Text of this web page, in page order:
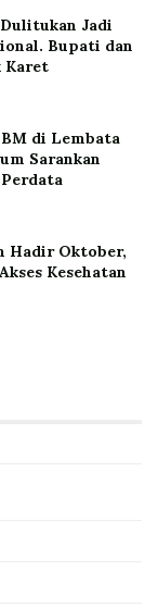
Jadi
Bupati dan
Karet
di Lembata
Sarankan
Hadir Oktober,
Kesehatan